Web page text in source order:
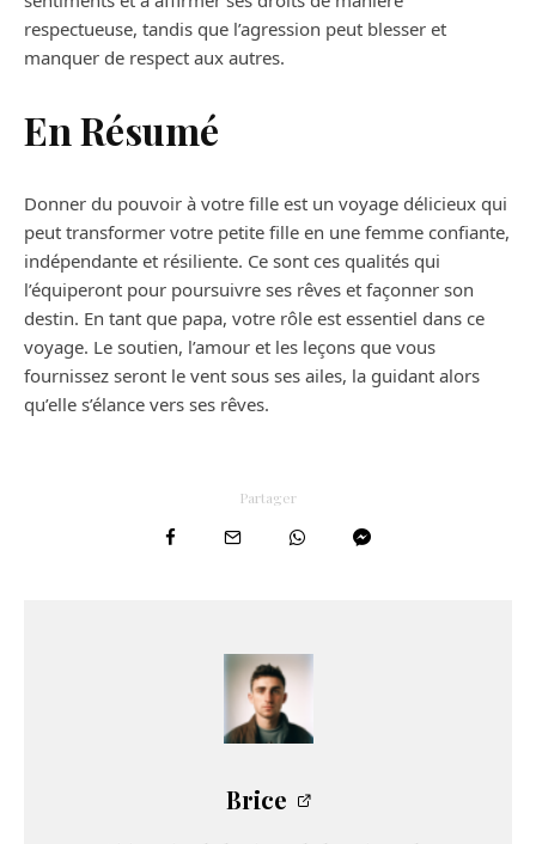
respectueuse, tandis que l’agression peut blesser et
manquer de respect aux autres.
En Résumé
Donner du pouvoir à votre fille est un voyage délicieux qui
peut transformer votre petite fille en une femme confiante,
indépendante et résiliente. Ce sont ces qualités qui
l’équiperont pour poursuivre ses rêves et façonner son
destin. En tant que papa, votre rôle est essentiel dans ce
voyage. Le soutien, l’amour et les leçons que vous
fournissez seront le vent sous ses ailes, la guidant alors
qu’elle s’élance vers ses rêves.
Partager
Brice